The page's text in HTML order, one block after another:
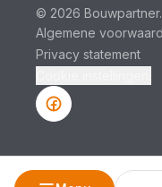
© 2026 Bouwpartner.
Algemene
Privacy statement